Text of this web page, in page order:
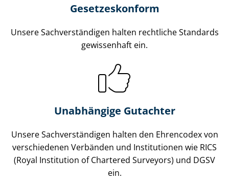
Gesetzes­konform
Unsere Sach­ver­stän­di­gen halten rechtliche Standards
gewissenhaft ein.
Unabhängige Gutachter
Unsere Sach­ver­stän­di­gen halten den Ehrencodex von
verschiedenen Verbänden und Institutionen wie RICS
(Royal Institution of Chartered Surveyors) und DGSV
ein.